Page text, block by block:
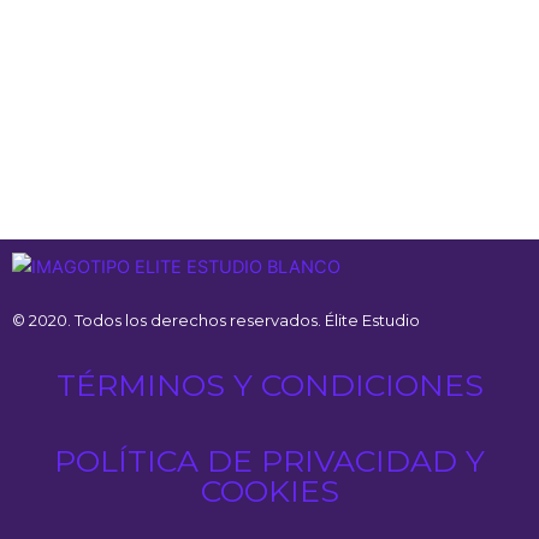
© 2020. Todos los derechos reservados. Élite Estudio
TÉRMINOS Y CONDICIONES
POLÍTICA DE PRIVACIDAD Y
COOKIES